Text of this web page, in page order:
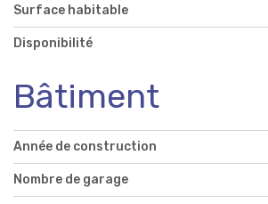
Surface habitable
Disponibilité
Bâtiment
Année de construction
Nombre de garage